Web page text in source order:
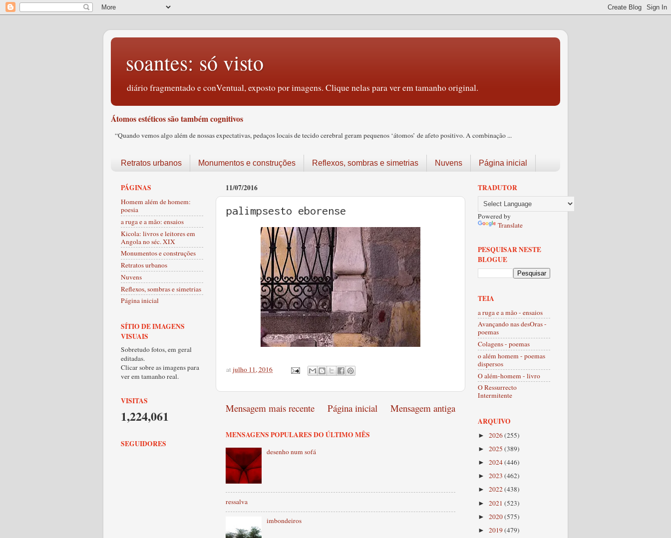
soantes: só visto
diário fragmentado e conVentual, exposto por imagens. Clique nelas para ver em tamanho original.
Átomos estéticos são também cognitivos
“Quando vemos algo além de nossas expectativas, pedaços locais de tecido cerebral geram pequenos ‘átomos’ de afeto positivo. A combinação ...
Retratos urbanos Monumentos e construções Reflexos, sombras e simetrias Nuvens Página inicial
11/07/2016
palimpsesto eborense
atjulho 11, 2016
Mensagem mais recente Mensagem antiga
Página inicial
MENSAGENS POPULARES DO ÚLTIMO MÊS
desenho num sofá
ressalva
imbondeiros
PÁGINAS
Homem além de homem:
poesia
a ruga e a mão: ensaios
Kicola: livros e leitores em
Angola no séc. XIX
Monumentos e construções
Retratos urbanos
Nuvens
Reflexos, sombras e simetrias
Página inicial
SÍTIO DE IMAGENS
VISUAIS
Sobretudo fotos, em geral
editadas.
Clicar sobre as imagens para
ver em tamanho real.
VISITAS
1,224,061
SEGUIDORES
TRADUTOR
Powered by
Translate
PESQUISAR NESTE
BLOGUE
TEIA
a ruga e a mão - ensaios
Avançando nas desOras -
poemas
Colagens - poemas
o além homem - poemas
dispersos
O além-homem - livro
O Ressurrecto
Intermitente
ARQUIVO
► 2026(255)
► 2025 (389)
► 2024(446)
► 2023 (462)
► 2022(438)
► 2021 (523)
► 2020(575)
► 2019(479)